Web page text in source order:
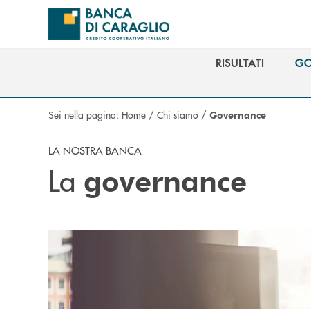
Salta al contenuto principale
RISULTATI
Sei nella pagina: Home / Chi siamo / Governance
LA NOSTRA BANCA
La governance